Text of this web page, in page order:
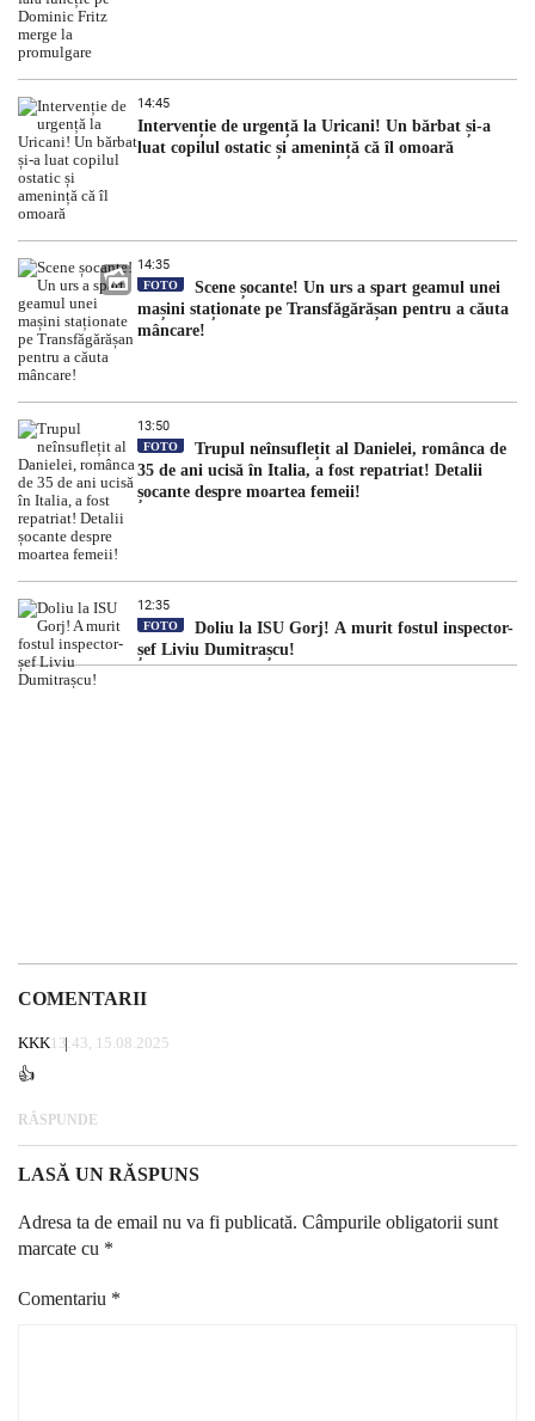
14:45
Intervenție de urgență la Uricani! Un bărbat și-a
luat copilul ostatic și amenință că îl omoară
14:35
FOTO
Scene șocante! Un urs a spart geamul unei
mașini staționate pe Transfăgărășan pentru a căuta
mâncare!
13:50
FOTO
Trupul neînsuflețit al Danielei, românca de
35 de ani ucisă în Italia, a fost repatriat! Detalii
șocante despre moartea femeii!
12:35
FOTO
Doliu la ISU Gorj! A murit fostul inspector-
șef Liviu Dumitrașcu!
COMENTARII
KKK13:43, 15.08.2025
👍
RĂSPUNDE
LASĂ UN RĂSPUNS
Adresa ta de email nu va fi publicată. Câmpurile obligatorii sunt
marcate cu *
Comentariu *